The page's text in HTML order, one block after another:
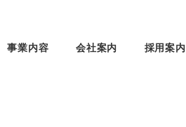
事業内容 会社案内 採用案内